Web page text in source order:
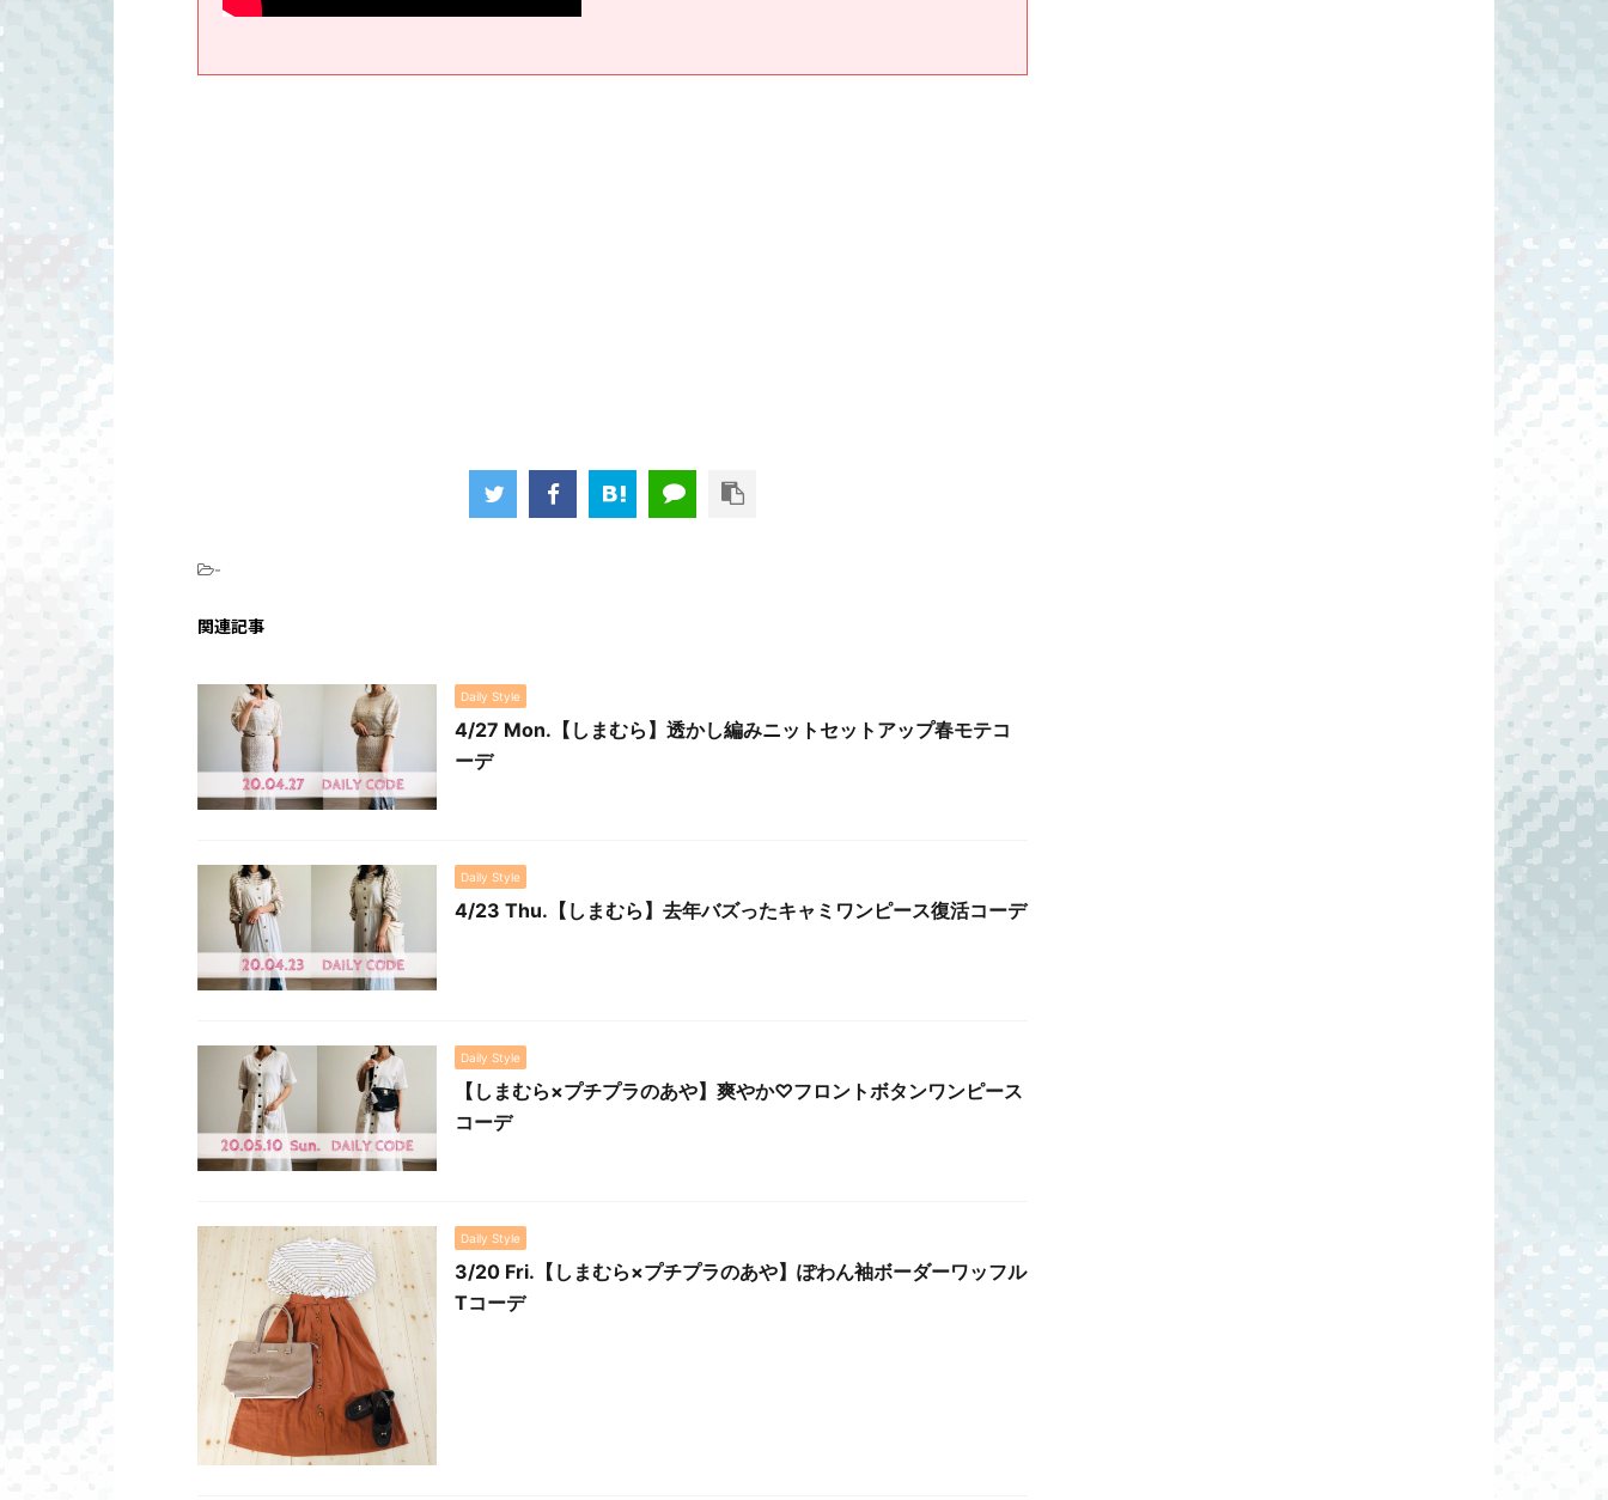
-
関連記事
Daily Style
4/27 Mon.【しまむら】透かし編みニットセットアップ春モテコ
ーデ
Daily Style
4/23 Thu.【しまむら】去年バズったキャミワンピース復活コーデ
Daily Style
【しまむら×プチプラのあや】爽やか♡フロントボタンワンピース
コーデ
Daily Style
3/20 Fri.【しまむら×プチプラのあや】ぽわん袖ボーダーワッフル
Tコーデ